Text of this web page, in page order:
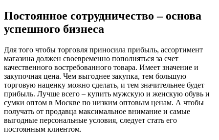
Постоянное сотрудничество – основа
успешного бизнеса
Для того чтобы торговля приносила прибыль, ассортимент
магазина должен своевременно пополняться за счет
качественного востребованного товара. Имеет значение и
закупочная цена. Чем выгоднее закупка, тем большую
торговую наценку можно сделать, и тем значительнее будет
прибыль. Лучше всего – купить мужскую и женскую обувь и
сумки оптом в Москве по низким оптовым ценам. А чтобы
получать от продавца максимальное внимание и самые
выгодные персональные условия, следует стать его
постоянным клиентом.